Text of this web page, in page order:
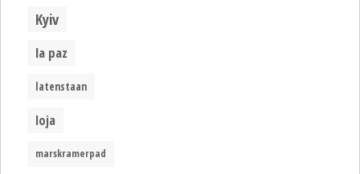
Kyiv
la paz
latenstaan
loja
marskramerpad